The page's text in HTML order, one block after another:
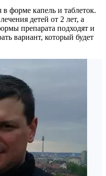
в форме капель и таблеток.
детей от 2 лет, а
препарата подходят и
вариант, который будет